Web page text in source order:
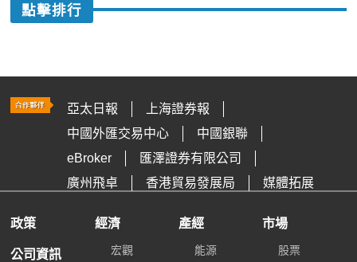
點擊排行
亞太日報
上海證券報
中國外匯交易中心
中國銀聯
eBroker
匯澤證券有限公司
廣州飛卓
香港貿易發展局 媒體拓展
政策
公司資訊
經濟
宏觀
產經
能源
市場
股票